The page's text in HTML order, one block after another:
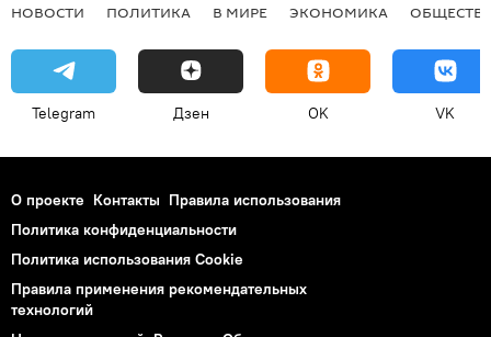
НОВОСТИ ПОЛИТИКА В МИРЕ ЭКОНОМИКА
Telegram Дзен OK VK
О проекте Контакты Правила использования
Политика конфиденциальности
Политика использования Cookie
Правила применения рекомендательных
технологий